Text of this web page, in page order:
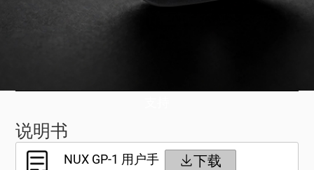
说明书
NUX GP-1 用户手
下载